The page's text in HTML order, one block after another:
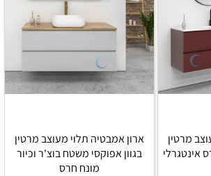
מרטין
אינטגרלי
ארון אמבטיה תלוי מעוצב מרטין
בגוון אפוקסי משטח בוצ'ר וכיור
מונח חרס